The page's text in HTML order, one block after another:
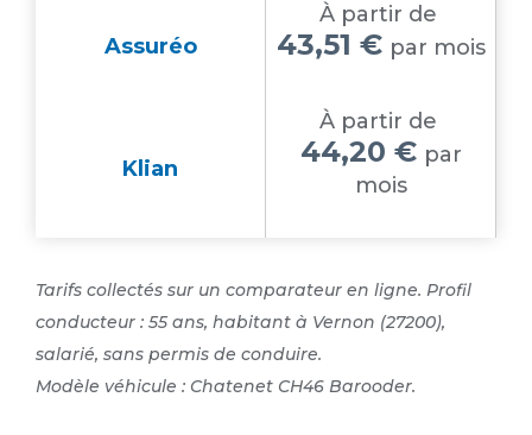
Assuréo
À partir de
43,51 € par mois
Klian
À partir de
44,20 € par
mois
Tarifs collectés sur un comparateur en ligne. Profil
conducteur : 55 ans, habitant à Vernon (27200),
salarié, sans permis de conduire.
Modèle véhicule : Chatenet CH46 Barooder.